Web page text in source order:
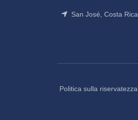
San José, Costa Rica
Politica sulla riservatezza